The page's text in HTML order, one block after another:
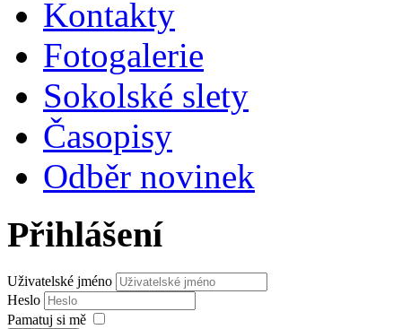
Kontakty
Fotogalerie
Sokolské slety
Časopisy
Odběr novinek
Přihlášení
Uživatelské jméno
Heslo
Pamatuj si mě